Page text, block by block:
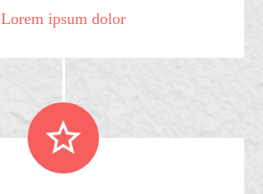
Lorem ipsum dolor

